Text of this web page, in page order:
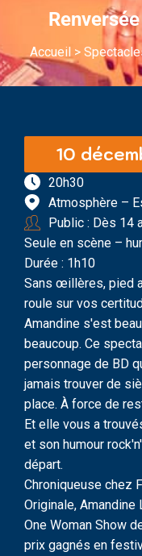
Accueil>
10
20h30
Atmosphère –
Public : Dès 14
Seule en scène –
Durée : 1h10
Sans œillères, pied
roule sur vos
Amandine s'est
beaucoup. Ce
personnage de BD
jamais trouver de
place. À force de
Et elle vous a
et son humour
départ.
Chroniqueuse chez
Originale,
One Woman Show
prix gagnés en